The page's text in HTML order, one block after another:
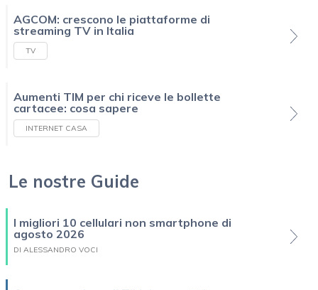
AGCOM: crescono le piattaforme di
streaming TV in Italia
TV
Aumenti TIM per chi riceve le bollette
cartacee: cosa sapere
INTERNET CASA
Le nostre Guide
I migliori 10 cellulari non smartphone di
agosto 2026
DI ALESSANDRO VOCI